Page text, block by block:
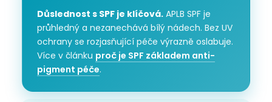
Důslednost s SPF je klíčová. APLB SPF je
průhledný a nezanechává bílý nádech. Bez UV
ochrany se rozjasňující péče výrazně oslabuje.
Více v článku proč je SPF základem anti-
pigment péče.